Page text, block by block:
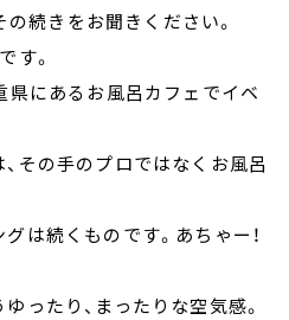
続きをお聞きください。
す。
県にあるお風呂カフェでイベ
その手のプロではなくお風呂
は続くものです。あちゃー！
ったり、まったりな空気感。